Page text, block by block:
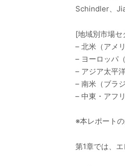
Schindler、
[地域別市場セ
– 北米（アメ
– ヨーロッパ
– アジア太平
– 南米（ブラ
– 中東・アフ
※本レポート
第1章では、